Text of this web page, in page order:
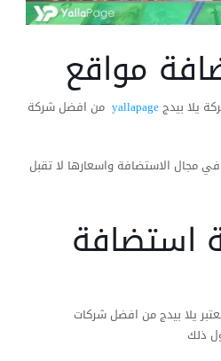
مواقع
يلا بيدجyallapage من افضل شركة
مجال الاستضافة واسعارها لا تقبل
استضافة
يلا بيدج من افضل شركات
ذلك